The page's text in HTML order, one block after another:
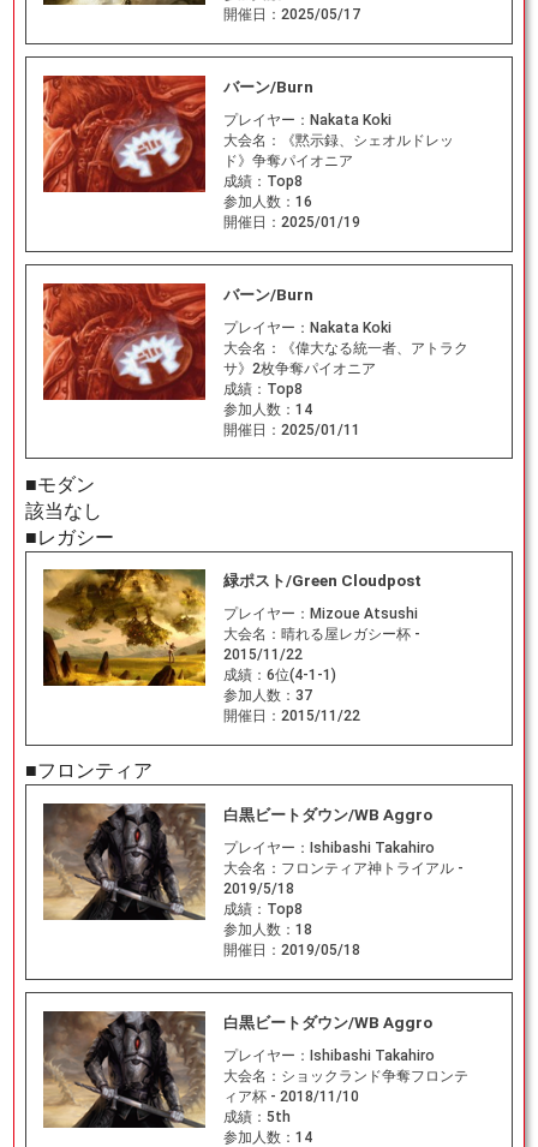
開催日： 2025/05/17
バーン/Burn
プレイヤー： Nakata Koki
大会名：
《黙示録、シェオルドレッ
ド》争奪パイオニア
成績： Top8
参加人数： 16
開催日： 2025/01/19
バーン/Burn
プレイヤー： Nakata Koki
大会名：
《偉大なる統一者、アトラク
サ》2枚争奪パイオニア
成績： Top8
参加人数： 14
開催日： 2025/01/11
■モダン
該当なし
■レガシー
緑ポスト/Green Cloudpost
プレイヤー： Mizoue Atsushi
大会名： 晴れる屋レガシー杯 -
2015/11/22
成績： 6位(4-1-1)
参加人数： 37
開催日： 2015/11/22
■フロンティア
白黒ビートダウン/WB Aggro
プレイヤー： Ishibashi Takahiro
大会名： フロンティア神トライアル -
2019/5/18
成績： Top8
参加人数： 18
開催日： 2019/05/18
白黒ビートダウン/WB Aggro
プレイヤー： Ishibashi Takahiro
大会名： ショックランド争奪フロンテ
ィア杯 - 2018/11/10
成績： 5th
参加人数： 14